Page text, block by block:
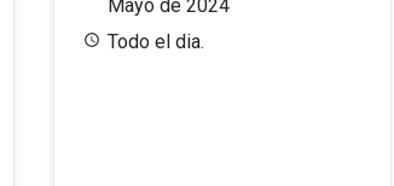
Mayo de 2024
Todo el dia.